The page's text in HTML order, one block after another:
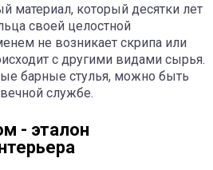
материал, который десятки лет
своей целостной
не возникает скрипа или
с другими видами сырья.
барные стулья, можно быть
службе.
- эталон